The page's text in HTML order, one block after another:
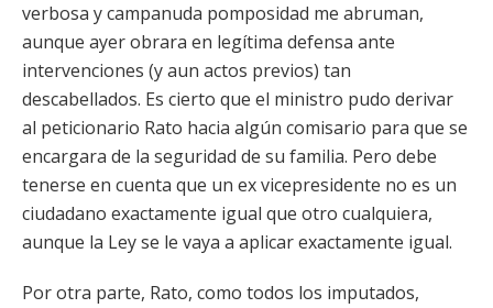
verbosa y campanuda pomposidad me abruman,
aunque ayer obrara en legítima defensa ante
intervenciones (y aun actos previos) tan
descabellados. Es cierto que el ministro pudo derivar
al peticionario Rato hacia algún comisario para que se
encargara de la seguridad de su familia. Pero debe
tenerse en cuenta que un ex vicepresidente no es un
ciudadano exactamente igual que otro cualquiera,
aunque la Ley se le vaya a aplicar exactamente igual.
Por otra parte, Rato, como todos los imputados,